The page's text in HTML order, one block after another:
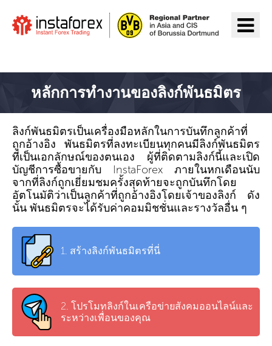
หลักการทำงานของลิงก์พันธมิตร
ลิงก์พันธมิตรเป็นเครื่องมือหลักในการบันทึกลูกค้าที่
ถูกอ้างอิง พันธมิตรที่ลงทะเบียนทุกคนมีลิงก์พันธมิตร
ที่เป็นเอกลักษณ์ของตนเอง ผู้ที่ติดตามลิงก์นี้และเปิด
บัญชีการซื้อขายกับ InstaForex ภายในหกเดือนนับ
จากที่ลิงก์ถูกเยี่ยมชมครั้งสุดท้ายจะถูกบันทึกโดย
อัตโนมัติว่าเป็นลูกค้าที่ถูกอ้างอิงโดยเจ้าของลิงก์ ดัง
นั้น พันธมิตรจะได้รับค่าคอมมิชชั่นและรางวัลอื่น ๆ
1. สร้างลิงก์พันธมิตรที่นี่
2. โปรโมทลิงก์ในเครือข่ายสังคมออนไลน์และ
ระหว่างเพื่อนของคุณ